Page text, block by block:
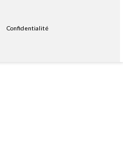
Confidentialité